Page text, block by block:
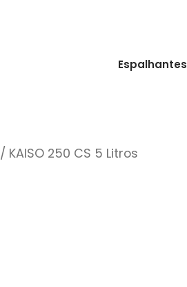
Espalhantes
/ KAISO 250 CS 5 Litros